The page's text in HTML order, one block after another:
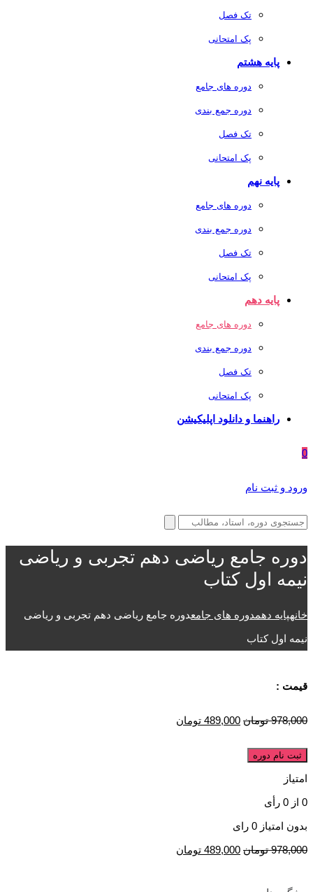
تک فصل
پک امتحانی
پایه هشتم
دوره های جامع
دوره جمع بندی
تک فصل
پک امتحانی
پایه نهم
دوره های جامع
دوره جمع بندی
تک فصل
پک امتحانی
پایه دهم
دوره های جامع
دوره جمع بندی
تک فصل
پک امتحانی
راهنما و دانلود اپلیکیشن
0
ورود و ثبت نام
دوره جامع ریاضی دهم تجربی و ریاضی
نیمه اول کتاب
خانهپایه دهمدوره های جامعدوره جامع ریاضی دهم تجربی و ریاضی
نیمه اول کتاب
قیمت :
978,000 تومان 489,000 تومان
ثبت نام دوره
امتیاز
0 از 0 رأی
بدون امتیاز 0 رای
978,000 تومان 489,000 تومان